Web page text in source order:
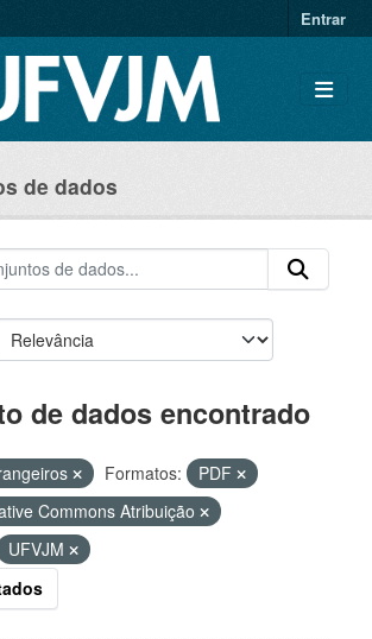
Entrar
de dados
de dados encontrado
Formatos:
PDF
Commons Atribuição
UFVJM